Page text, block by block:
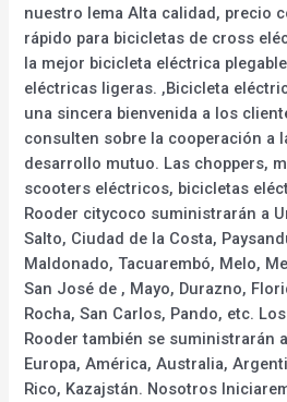
nuestro lema Alta calidad, precio
rápido para bicicletas de cross
la mejor bicicleta eléctrica
eléctricas ligeras. ,Bicicleta
una sincera bienvenida a los
consulten sobre la cooperación a
desarrollo mutuo. Las choppers,
scooters eléctricos, bicicletas
Rooder citycoco suministrarán a
Salto, Ciudad de la Costa,
Maldonado, Tacuarembó, Melo,
San José de , Mayo, Durazno,
Rocha, San Carlos, Pando, etc.
Rooder también se suministrarán
Europa, América, Australia,
Rico, Kazajstán. Nosotros